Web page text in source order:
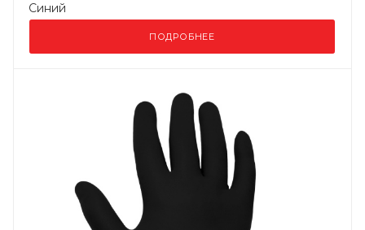
Синий
ПОДРОБНЕЕ